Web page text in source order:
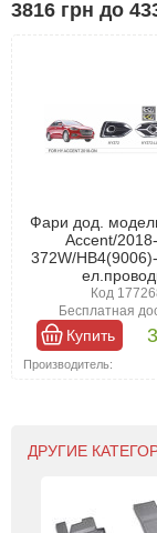
3816 грн до
Фари дод.
Accent/
372W/
Код
Бесплатная
Купить
Производитель:
ДРУГИЕ